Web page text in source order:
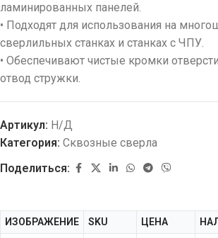
ламинированных панелей.
• Подходят для использования на
сверлильных станках и станках с ЧПУ.
• Обеспечивают чистые кромки
отвод стружки.
Артикул: Н/Д
Категория: Сквозные сверла
Поделиться:
ИЗОБРАЖЕНИЕ SKU ЦЕНА